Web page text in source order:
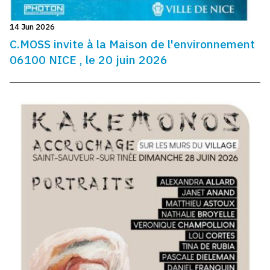
14 Jun 2026
C.MOSS invite à la Maison de l'environnement
06100 NICE , le 20 juin 2026